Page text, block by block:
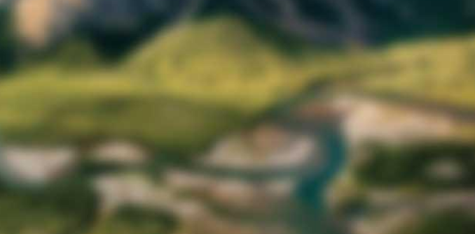
gouvernement
du